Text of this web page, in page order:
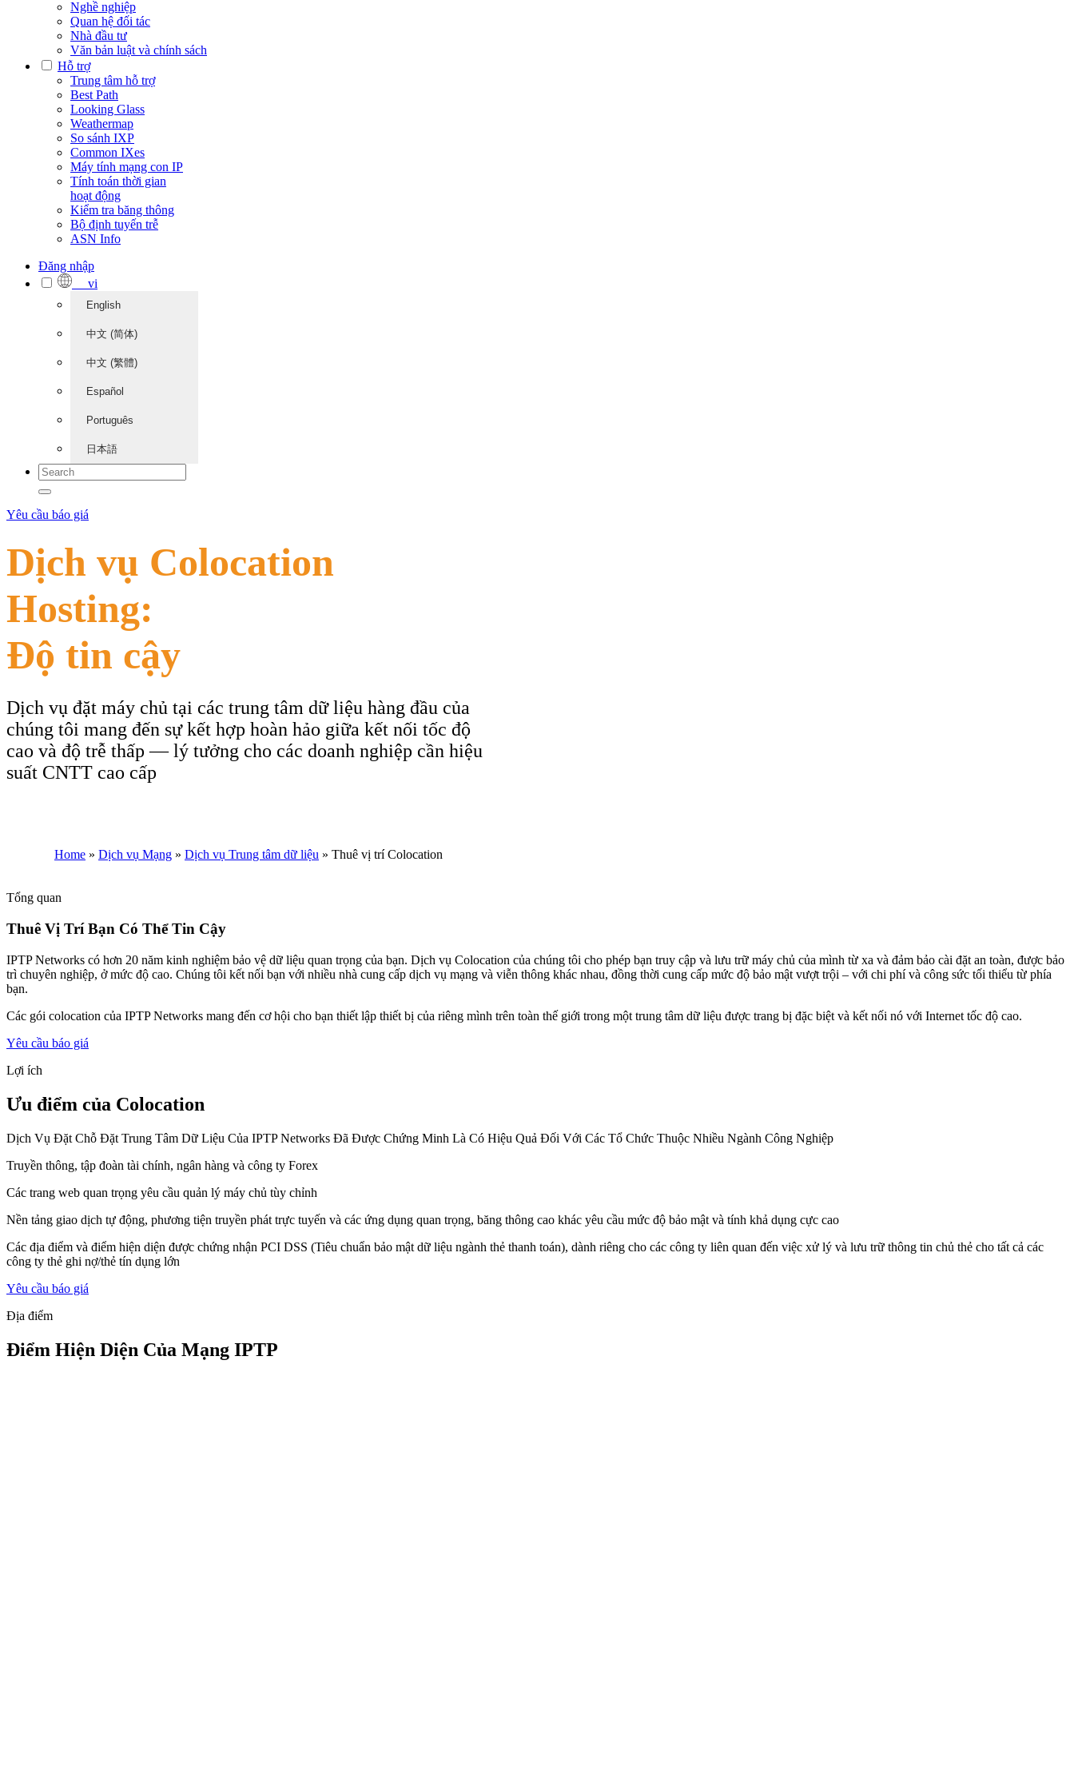
Nghề nghiệp
Quan hệ đối tác
Nhà đầu tư
Văn bản luật và chính sách
Hỗ trợ
Trung tâm hỗ trợ
Best Path
Looking Glass
Weathermap
So sánh IXP
Common IXes
Máy tính mạng con IP
Tính toán thời gian
hoạt động
Kiểm tra băng thông
Bộ định tuyến trễ
ASN Info
Đăng nhập
vi
English
中文 (简体)
中文 (繁體)
Español
Português
日本語
Yêu cầu báo giá
Dịch vụ Colocation
Hosting:
Độ tin cậy
Dịch vụ đặt máy chủ tại các trung tâm dữ liệu hàng đầu của
chúng tôi mang đến sự kết hợp hoàn hảo giữa kết nối tốc độ
cao và độ trễ thấp — lý tưởng cho các doanh nghiệp cần hiệu
suất CNTT cao cấp
Home » Dịch vụ Mạng » Dịch vụ Trung tâm dữ liệu » Thuê vị trí Colocation
Tổng quan
Thuê Vị Trí Bạn Có Thể Tin Cậy
IPTP Networks có hơn 20 năm kinh nghiệm bảo vệ dữ liệu quan trọng của bạn. Dịch vụ Colocation của chúng tôi cho phép bạn truy cập và lưu trữ máy chủ của mình từ xa và đảm bảo cài đặt an toàn, được bảo
trì chuyên nghiệp, ở mức độ cao. Chúng tôi kết nối bạn với nhiều nhà cung cấp dịch vụ mạng và viễn thông khác nhau, đồng thời cung cấp mức độ bảo mật vượt trội – với chi phí và công sức tối thiểu từ phía
bạn.
Các gói colocation của IPTP Networks mang đến cơ hội cho bạn thiết lập thiết bị của riêng mình trên toàn thế giới trong một trung tâm dữ liệu được trang bị đặc biệt và kết nối nó với Internet tốc độ cao.
Yêu cầu báo giá
Lợi ích
Ưu điểm của Colocation
Dịch Vụ Đặt Chỗ Đặt Trung Tâm Dữ Liệu Của IPTP Networks Đã Được Chứng Minh Là Có Hiệu Quả Đối Với Các Tổ Chức Thuộc Nhiều Ngành Công Nghiệp
Truyền thông, tập đoàn tài chính, ngân hàng và công ty Forex
Các trang web quan trọng yêu cầu quản lý máy chủ tùy chỉnh
Nền tảng giao dịch tự động, phương tiện truyền phát trực tuyến và các ứng dụng quan trọng, băng thông cao khác yêu cầu mức độ bảo mật và tính khả dụng cực cao
Các địa điểm và điểm hiện diện được chứng nhận PCI DSS (Tiêu chuẩn bảo mật dữ liệu ngành thẻ thanh toán), dành riêng cho các công ty liên quan đến việc xử lý và lưu trữ thông tin chủ thẻ cho tất cả các
công ty thẻ ghi nợ/thẻ tín dụng lớn
Yêu cầu báo giá
Địa điểm
Điểm Hiện Diện Của Mạng IPTP